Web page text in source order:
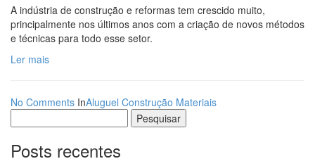
A indústria de construção e reformas tem crescido muito,
principalmente nos últimos anos com a criação de novos métodos
e técnicas para todo esse setor.
Ler mais
No Comments InAluguel Construção Materiais
por:
Posts recentes